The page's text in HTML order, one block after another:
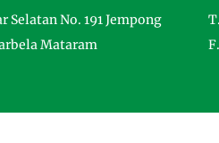
Selatan No. 191 Jempong
Mataram